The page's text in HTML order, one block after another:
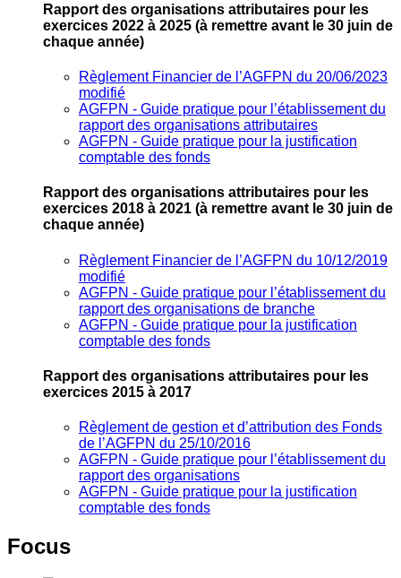
Rapport des organisations attributaires pour les
exercices 2022 à 2025 (à remettre avant le 30 juin de
chaque année)
Règlement Financier de l’AGFPN du 20/06/2023
modifié
AGFPN ‐ Guide pratique pour l’établissement du
rapport des organisations attributaires
AGFPN ‐ Guide pratique pour la justification
comptable des fonds
Rapport des organisations attributaires pour les
exercices 2018 à 2021 (à remettre avant le 30 juin de
chaque année)
Règlement Financier de l’AGFPN du 10/12/2019
modifié
AGFPN ‐ Guide pratique pour l’établissement du
rapport des organisations de branche
AGFPN ‐ Guide pratique pour la justification
comptable des fonds
Rapport des organisations attributaires pour les
exercices 2015 à 2017
Règlement de gestion et d’attribution des Fonds
de l’AGFPN du 25/10/2016
AGFPN ‐ Guide pratique pour l’établissement du
rapport des organisations
AGFPN ‐ Guide pratique pour la justification
comptable des fonds
Focus